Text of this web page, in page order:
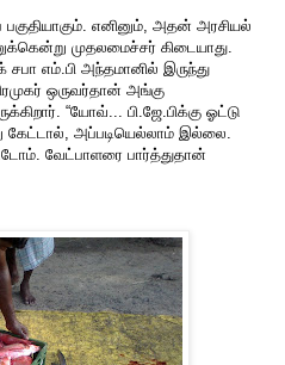
எனினும், அதன் அரசியல்
முதலமைச்சர் கிடையாது.
எம்.பி அந்தமானில் இருந்து
ஒருவர்தான் அங்கு
“யோவ்... பி.ஜே.பிக்கு ஓட்டு
அப்படியெல்லாம் இல்லை.
வேட்பாளரை பார்த்துதான்